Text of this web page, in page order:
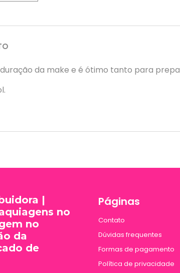
da make e é ótimo tanto para
Páginas
Contato
Dúvidas frequentes
Formas de pagamento
Política de privacidade
|
no
no
da
de